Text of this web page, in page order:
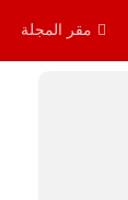
مقر المجلة